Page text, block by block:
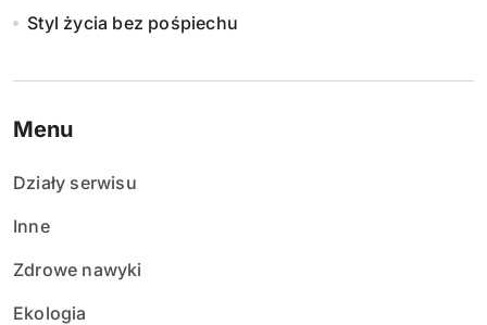
Styl życia bez pośpiechu
Menu
Działy serwisu
Inne
Zdrowe nawyki
Ekologia